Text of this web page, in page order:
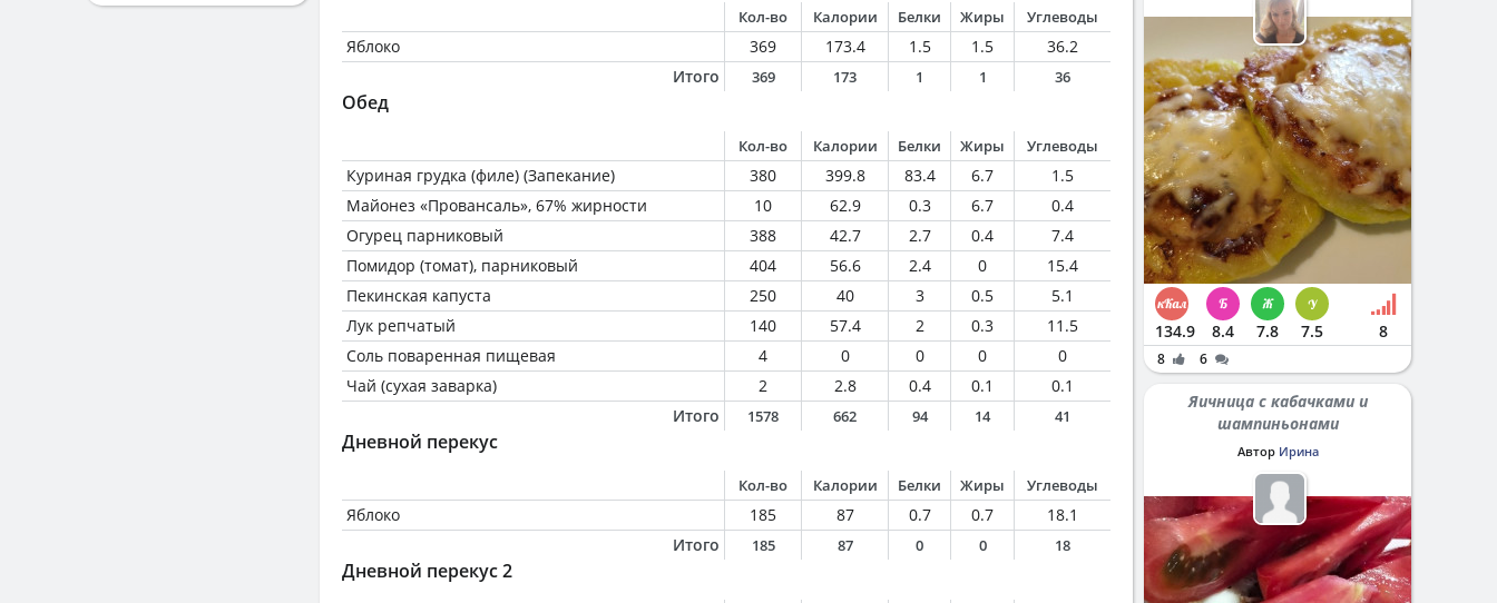
Кол-во Калории Белки Жиры Углеводы
Яблоко 369 173.4 1.5 1.5
36.2
Итого
369 173 1 1 36
Обед
Кол-во Калории Белки Жиры Углеводы
Куриная грудка (филе) (Запекание) 380 399.8 83.4 6.7
1.5
Майонез «Провансаль», 67% жирности
10 62.9 0.3 6.7
0.4
Огурец парниковый
388 42.7 2.7 0.4
7.4
Помидор (томат), парниковый
404 56.6 2.4 0
15.4
Пекинская капуста
250 40 3 0.5
5.1
Лук репчатый
140 57.4 2 0.3
11.5
Соль поваренная пищевая
4 0 0 0
0
Чай (сухая заварка)
2 2.8 0.4 0.1
0.1
Итого
1578 662 94 14 41
Дневной перекус
Кол-во Калории Белки Жиры Углеводы
Яблоко 185 87 0.7 0.7
18.1
Итого
185 87 0 0 18
Дневной перекус 2
134.9 8.4 7.8 7.5 8
8 6
Яичница с кабачками и
шампиньонами
Автор Ирина